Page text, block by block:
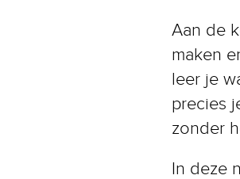
Aan de
maken
leer je
precies
zonder
In deze